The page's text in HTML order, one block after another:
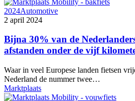
2024Automotive
2 april 2024
Bijna 30% van de
afstanden onder de vijf
Waar in veel Europese landen fietsen
Nederland de nummer twee…
Marktplaats